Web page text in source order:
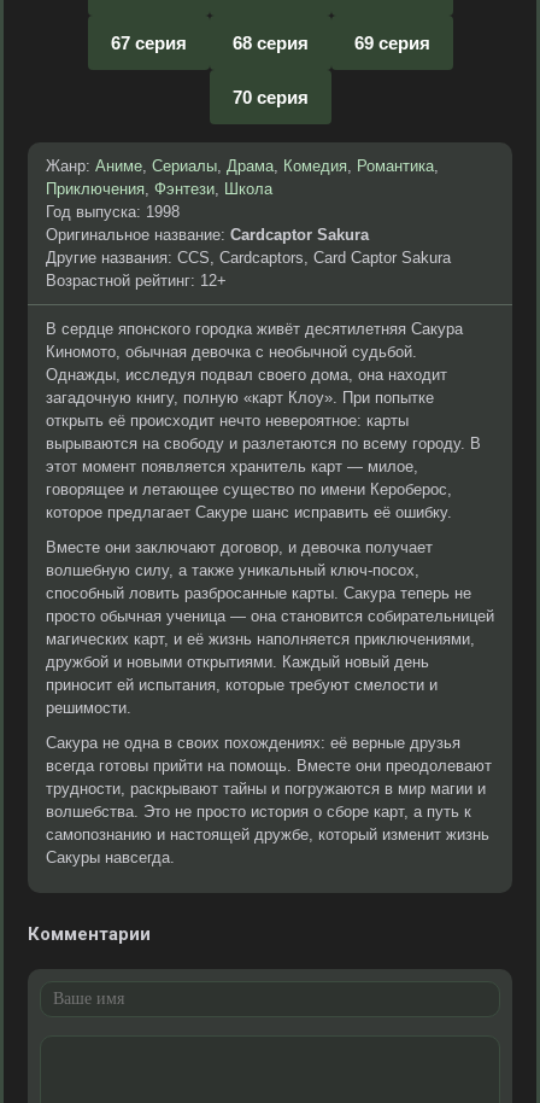
67 серия 68 серия 69 серия
70 серия
Жанр: Аниме, Сериалы, Драма, Комедия, Романтика,
Приключения, Фэнтези, Школа
Год выпуска: 1998
Оригинальное название: Cardcaptor Sakura
Другие названия: CCS, Cardcaptors, Card Captor Sakura
Возрастной рейтинг: 12+
В сердце японского городка живёт десятилетняя Сакура
Киномото, обычная девочка с необычной судьбой.
Однажды, исследуя подвал своего дома, она находит
загадочную книгу, полную «карт Клоу». При попытке
открыть её происходит нечто невероятное: карты
вырываются на свободу и разлетаются по всему городу. В
этот момент появляется хранитель карт — милое,
говорящее и летающее существо по имени Кероберос,
которое предлагает Сакуре шанс исправить её ошибку.
Вместе они заключают договор, и девочка получает
волшебную силу, а также уникальный ключ-посох,
способный ловить разбросанные карты. Сакура теперь не
просто обычная ученица — она становится собирательницей
магических карт, и её жизнь наполняется приключениями,
дружбой и новыми открытиями. Каждый новый день
приносит ей испытания, которые требуют смелости и
решимости.
Сакура не одна в своих похождениях: её верные друзья
всегда готовы прийти на помощь. Вместе они преодолевают
трудности, раскрывают тайны и погружаются в мир магии и
волшебства. Это не просто история о сборе карт, а путь к
самопознанию и настоящей дружбе, который изменит жизнь
Сакуры навсегда.
Комментарии